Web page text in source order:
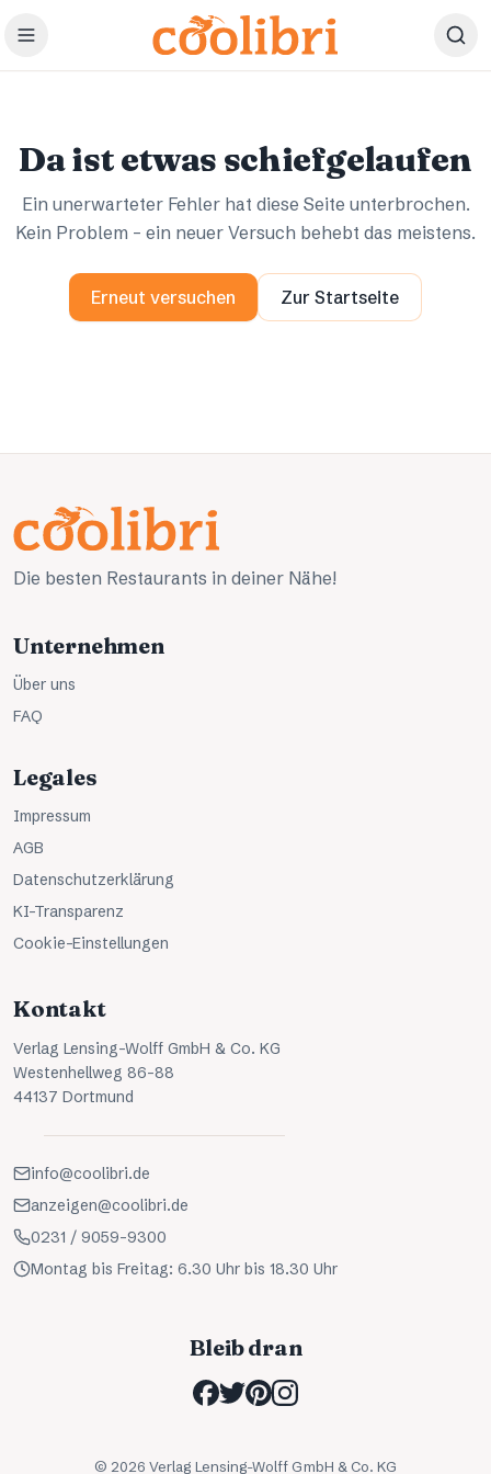
Zum Hauptinhalt springen
Da ist etwas schiefgelaufen
Ein unerwarteter Fehler hat diese Seite unterbrochen.
Kein Problem – ein neuer Versuch behebt das meistens.
Erneut versuchen Zur Startseite
Die besten Restaurants in deiner Nähe!
Unternehmen
Über uns
FAQ
Legales
Impressum
AGB
Datenschutzerklärung
KI-Transparenz
Cookie-Einstellungen
Kontakt
Verlag Lensing-Wolff GmbH & Co. KG
Westenhellweg 86-88
44137 Dortmund
info@coolibri.de
anzeigen@coolibri.de
0231 / 9059-9300
Montag bis Freitag: 6.30 Uhr bis 18.30 Uhr
Bleib dran
© 2026 Verlag Lensing-Wolff GmbH & Co. KG